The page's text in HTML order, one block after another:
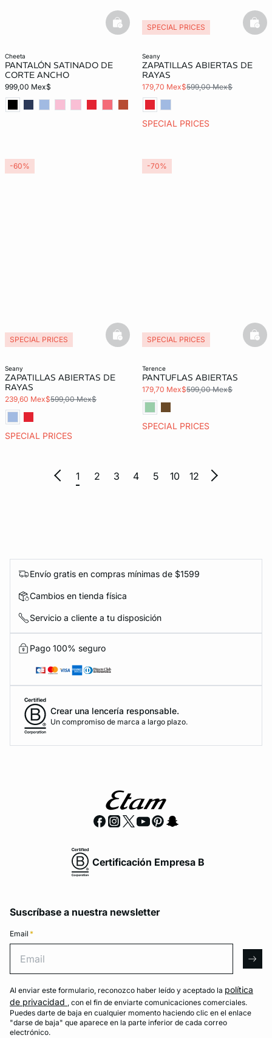
cheeta
PANTALÓN SATINADO DE
CORTE ANCHO
999,00 Mex$
basketfull
seany
ZAPATILLAS ABIERTAS DE
RAYAS
179,70 Mex$599,00 Mex$
SPECIAL PRICES
SPECIAL PRICES
seany
ZAPATILLAS ABIERTAS DE
RAYAS
239,60 Mex$599,00 Mex$
SPECIAL PRICES
SPECIAL PRICES basketfull
-60%
terence
PANTUFLAS ABIERTAS
179,70 Mex$599,00 Mex$
SPECIAL PRICES
SPECIAL PRICES
-70%
1 2 3 4 5 10 12
Envío gratis en compras mínimas de $1599
Cambios en tienda física
Servicio a cliente a tu disposición
Pago 100% seguro
Crear una lencería responsable.
Un compromiso de marca a largo plazo.
Certificación Empresa B
Suscríbase a nuestra newsletter
Email *
Al enviar este formulario, reconozco haber leído y aceptado la política
de privacidad , con el fin de enviarte comunicaciones comerciales.
Puedes darte de baja en cualquier momento haciendo clic en el enlace
"darse de baja" que aparece en la parte inferior de cada correo
electrónico.